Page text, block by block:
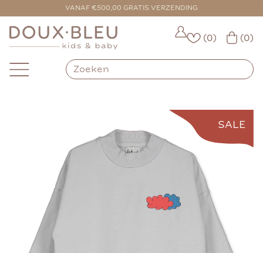
VANAF €500,00 GRATIS VERZENDING
VOOR 16:00 BESTELD = VANDAAG VERZONDEN
(0) (0)
SALE